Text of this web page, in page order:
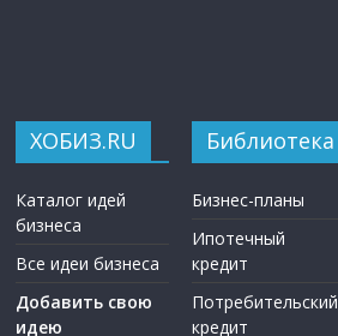
ХОБИЗ.RU
Каталог идей
бизнеса
Все идеи бизнеса
Добавить свою
идею
Библиотека
Бизнес-планы
Ипотечный
кредит
Потребительский
кредит